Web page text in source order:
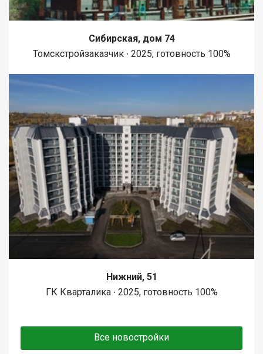
Сибирская, дом 74
Томскстройзаказчик ∙ 2025, готовность 100%
Нижний, 51
ГК Кварталика ∙ 2025, готовность 100%
Все новостройки